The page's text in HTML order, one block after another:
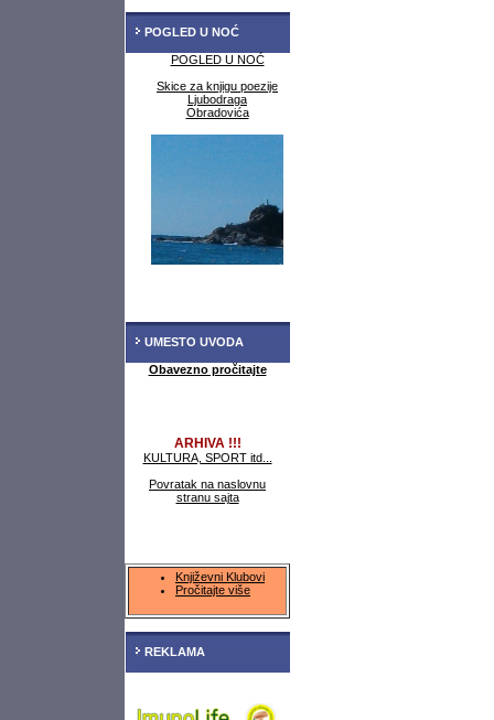
POGLED U NOĆ
POGLED U NOĆ
Skice za knjigu poezije
Ljubodraga
Obradovića
UMESTO UVODA
Obavezno pročitajte
ARHIVA !!!
KULTURA, SPORT itd...
Povratak na naslovnu
stranu sajta
Književni Klubovi
Pročitajte više
REKLAMA